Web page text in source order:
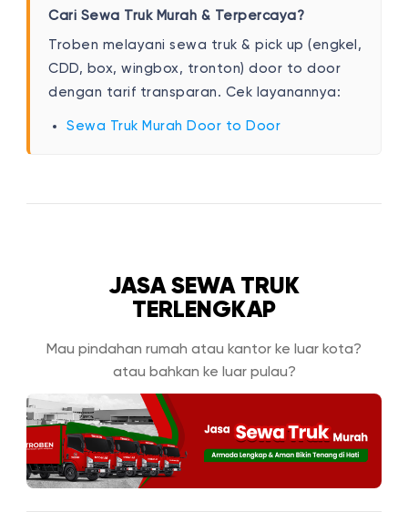
Cari Sewa Truk Murah & Terpercaya?
Troben melayani sewa truk & pick up (engkel,
CDD, box, wingbox, tronton) door to door
dengan tarif transparan. Cek layanannya:
Sewa Truk Murah Door to Door
JASA SEWA TRUK
TERLENGKAP
Mau pindahan rumah atau kantor ke luar kota?
atau bahkan ke luar pulau?